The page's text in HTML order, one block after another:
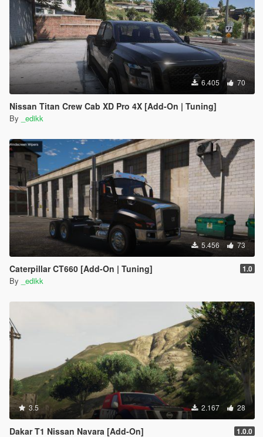
6.405 70
Nissan Titan Crew Cab XD Pro 4X [Add-On | Tuning]
By _edikk
5.456 73
Caterpillar CT660 [Add-On | Tuning] 1.0
By _edikk
3.5 2.167 28
Dakar T1 Nissan Navara [Add-On] 1.0.0